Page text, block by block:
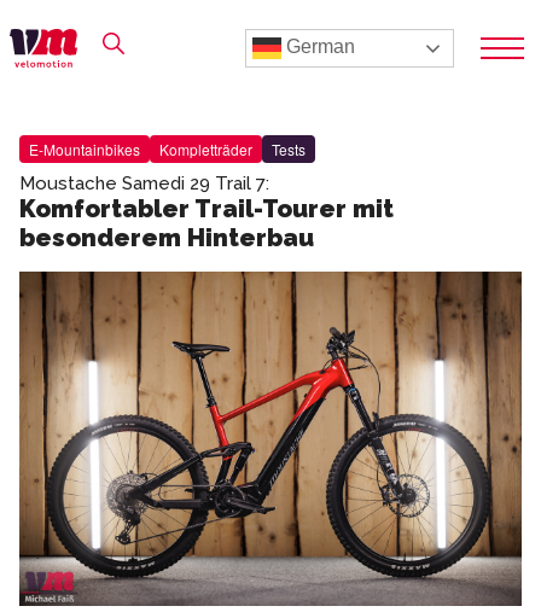
German
E-Mountainbikes Kompletträder Tests
Moustache Samedi 29 Trail 7:
Komfortabler Trail-Tourer mit
besonderem Hinterbau